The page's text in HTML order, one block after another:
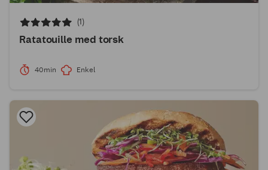
(1)
Ratatouille med torsk
40min Enkel